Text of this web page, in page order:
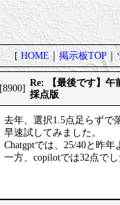
[HOME｜掲示板TOP｜
[8900]
Re: 【最後です】午
採点版
去年、選択1.5点足らずで
早速試してみました。
Chatgptでは、25/40と昨年
一方、copilotでは32点でし